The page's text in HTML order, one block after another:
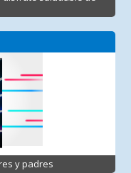
y padres